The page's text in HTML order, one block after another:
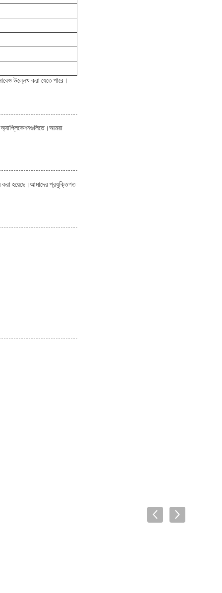
উল্লেখ করা যেতে পারে।
করা হয়েছে।আমাদের প্রযুক্তিগত